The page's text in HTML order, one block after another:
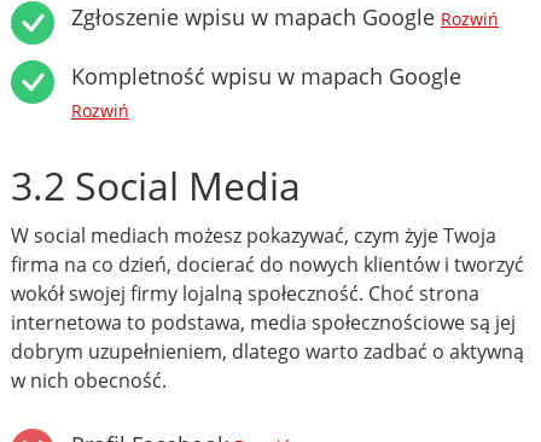
Zgłoszenie wpisu w mapach Google Rozwiń
Kompletność wpisu w mapach Google
Rozwiń
3.2 Social Media
W social mediach możesz pokazywać, czym żyje Twoja
firma na co dzień, docierać do nowych klientów i tworzyć
wokół swojej firmy lojalną społeczność. Choć strona
internetowa to podstawa, media społecznościowe są jej
dobrym uzupełnieniem, dlatego warto zadbać o aktywną
w nich obecność.